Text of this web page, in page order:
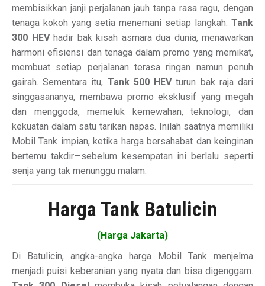
membisikkan janji perjalanan jauh tanpa rasa ragu, dengan
tenaga kokoh yang setia menemani setiap langkah. Tank
300 HEVhadir bak kisah asmara dua dunia, menawarkan
harmoni efisiensi dan tenaga dalam promo yang memikat,
membuat setiap perjalanan terasa ringan namun penuh
gairah. Sementara itu, Tank 500 HEVturun bak raja dari
singgasananya, membawa promo eksklusif yang megah
dan menggoda, memeluk kemewahan, teknologi, dan
kekuatan dalam satu tarikan napas. Inilah saatnya memiliki
Mobil Tank impian, ketika harga bersahabat dan keinginan
bertemu takdir—sebelum kesempatan ini berlalu seperti
senja yang tak menunggu malam.
Harga Tank Batulicin
(Harga Jakarta)
Di Batulicin, angka-angka harga Mobil Tank menjelma
menjadi puisi keberanian yang nyata dan bisa digenggam.